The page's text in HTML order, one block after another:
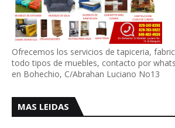
Ofrecemos los servicios de tapiceria,
todo tipos de muebles, contacto por
en Bohechio, C/Abrahan Luciano No13
MAS LEIDAS